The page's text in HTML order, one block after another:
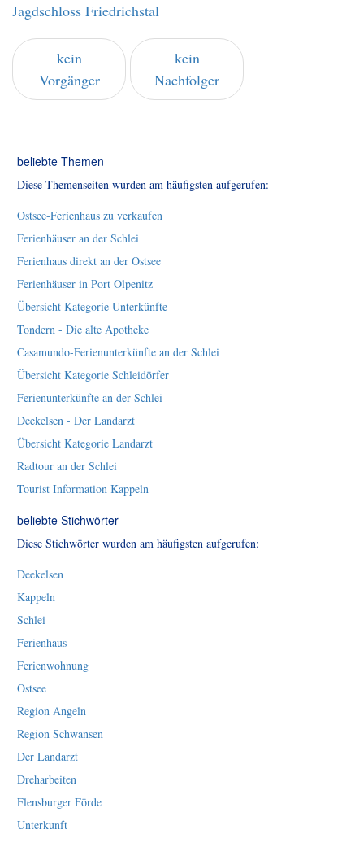
Jagdschloss Friedrichstal
kein
Vorgänger
kein
Nachfolger
beliebte Themen
Diese Themenseiten wurden am häufigsten aufgerufen:
Ostsee-Ferienhaus zu verkaufen
Ferienhäuser an der Schlei
Ferienhaus direkt an der Ostsee
Ferienhäuser in Port Olpenitz
Übersicht Kategorie Unterkünfte
Tondern - Die alte Apotheke
Casamundo-Ferienunterkünfte an der Schlei
Übersicht Kategorie Schleidörfer
Ferienunterkünfte an der Schlei
Deekelsen - Der Landarzt
Übersicht Kategorie Landarzt
Radtour an der Schlei
Tourist Information Kappeln
beliebte Stichwörter
Diese Stichwörter wurden am häufigsten aufgerufen:
Deekelsen
Kappeln
Schlei
Ferienhaus
Ferienwohnung
Ostsee
Region Angeln
Region Schwansen
Der Landarzt
Dreharbeiten
Flensburger Förde
Unterkunft